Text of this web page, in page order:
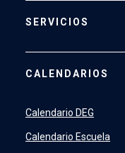
SERVICIOS
SIDINGlaunch
Academic Intelligence
CALENDARIOS
Calendario DEG
Calendario Escuela